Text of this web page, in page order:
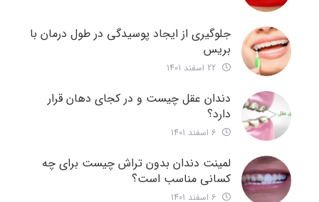
جلوگیری از ایجاد پوسیدگی در طول درمان با
بریس
دندان عقل چیست و در کجای دهان قرار
دارد؟
لمینت دندان بدون تراش چیست برای چه
کسانی مناسب است؟